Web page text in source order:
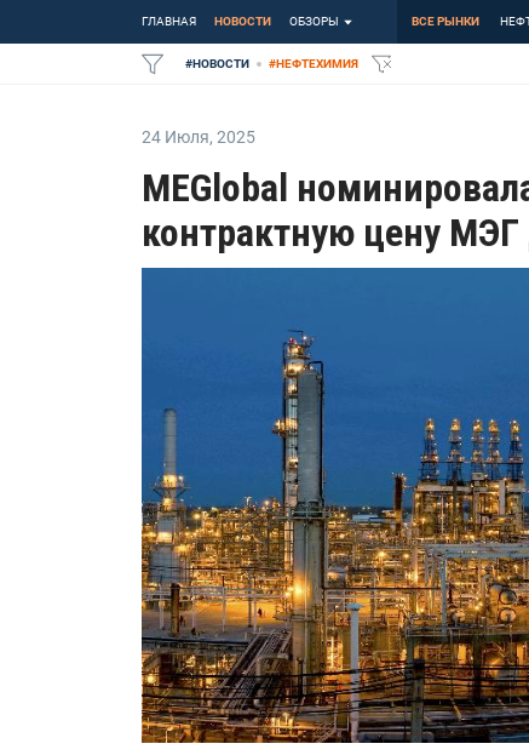
ГЛАВНАЯ НОВОСТИ ОБЗОРЫ ВСЕ РЫНКИ
#НОВОСТИ #НЕФТЕХИМИЯ
24 Июля, 2025
MEGlobal
контрактную цену